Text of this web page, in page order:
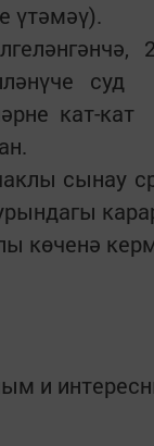
үтәмәү).
суд
кат-
сынау
көченә
и